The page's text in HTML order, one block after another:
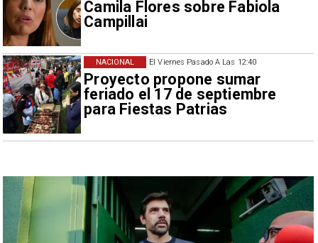
Camila Flores sobre Fabiola
Campillai
El Viernes Pasado A Las 12:40
Proyecto propone sumar
feriado el 17 de septiembre
para Fiestas Patrias
NACIONAL